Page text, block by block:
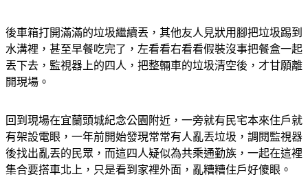
後車箱打開滿滿的垃圾繼續丟，其他友人見狀用腳把垃圾踢到
水溝裡，甚至早餐吃完了，左看看右看看假裝沒事把餐盒一起
丟下去，監視器上的四人，把整輛車的垃圾清空後，才甘願離
開現場。
回到現場在宜蘭頭城紀念公園附近，一旁就有民宅本來住戶就
有架設電眼，一年前開始發現常常有人亂丟垃圾，調閱監視器
後找出亂丟的民眾，而這四人疑似為共乘通勤族，一起在這裡
集合要搭車北上，只是看到家裡外面，亂糟糟住戶好傻眼。